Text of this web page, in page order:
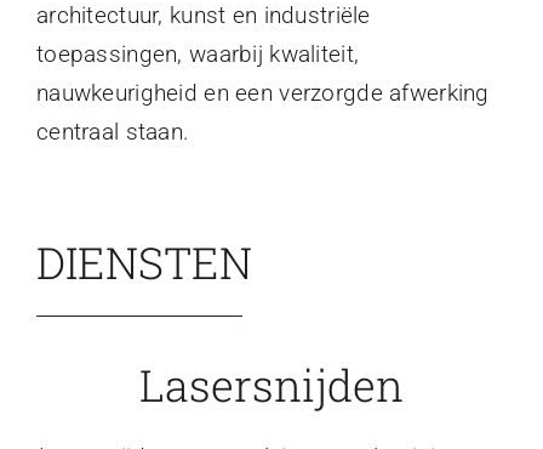
architectuur, kunst en industriële
toepassingen, waarbij kwaliteit,
nauwkeurigheid en een verzorgde afwerking
centraal staan.
DIENSTEN
Lasersnijden